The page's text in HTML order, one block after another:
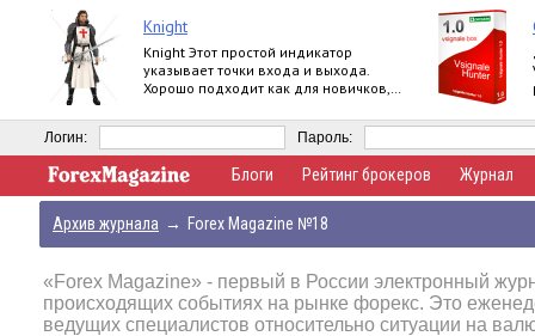
Knight
Knight Этот простой индикатор
указывает точки входа и выхода.
Хорошо подходит как для новичков,
работает на
Логин: Пароль:
Блоги Рейтинг брокеров Журнал
Архив журнала → Forex Magazine №18
«Forex Magazine» - первый в России электронный
происходящих событиях на рынке форекс. Это
ведущих специалистов относительно ситуации на